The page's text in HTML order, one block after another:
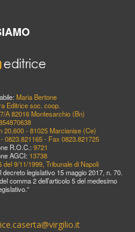
Maria Bertone
Editrice soc. coop.
A 82016 Montesarchio (Bn)
20,600 - 81025 Marcianise (Ce)
0823.821165 - Fax 0823.821725
R.O.C.: 9721
AGCI: 13738
del 9/11/1999, Tribunale di Napoli
legislativo 15 maggio 2017, n. 70.
comma 2 dell’articolo 5 del medesimo